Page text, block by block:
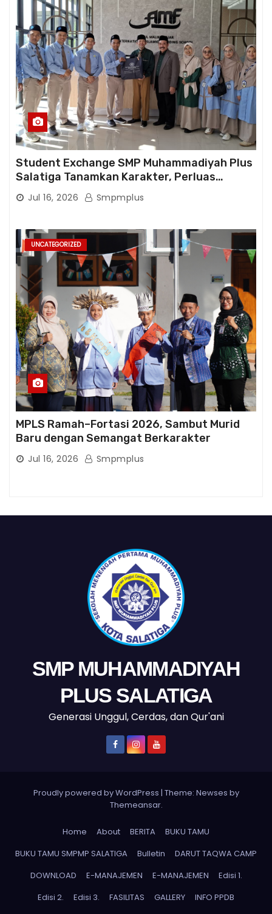
Student Exchange SMP Muhammadiyah Plus
Salatiga Tanamkan Karakter, Perluas
Wawasan, dan Tumbuhkan Semangat
Berprestasi
Jul 16, 2026 Smpmplus
UNCATEGORIZED
MPLS Ramah–Fortasi 2026, Sambut Murid
Baru dengan Semangat Berkarakter
Jul 16, 2026 Smpmplus
SMP MUHAMMADIYAH
PLUS SALATIGA
Generasi Unggul, Cerdas, dan Qur'ani
Proudly powered by WordPress | Theme: Newses by
Themeansar.
Home About BERITA
BUKU TAMU
BUKU TAMU SMPMP SALATIGA
Bulletin
DARUT TAQWA CAMP
DOWNLOAD
E-MANAJEMEN E-MANAJEMEN
Edisi 1.
Edisi 2.
Edisi 3. FASILITAS GALLERY
INFO PPDB